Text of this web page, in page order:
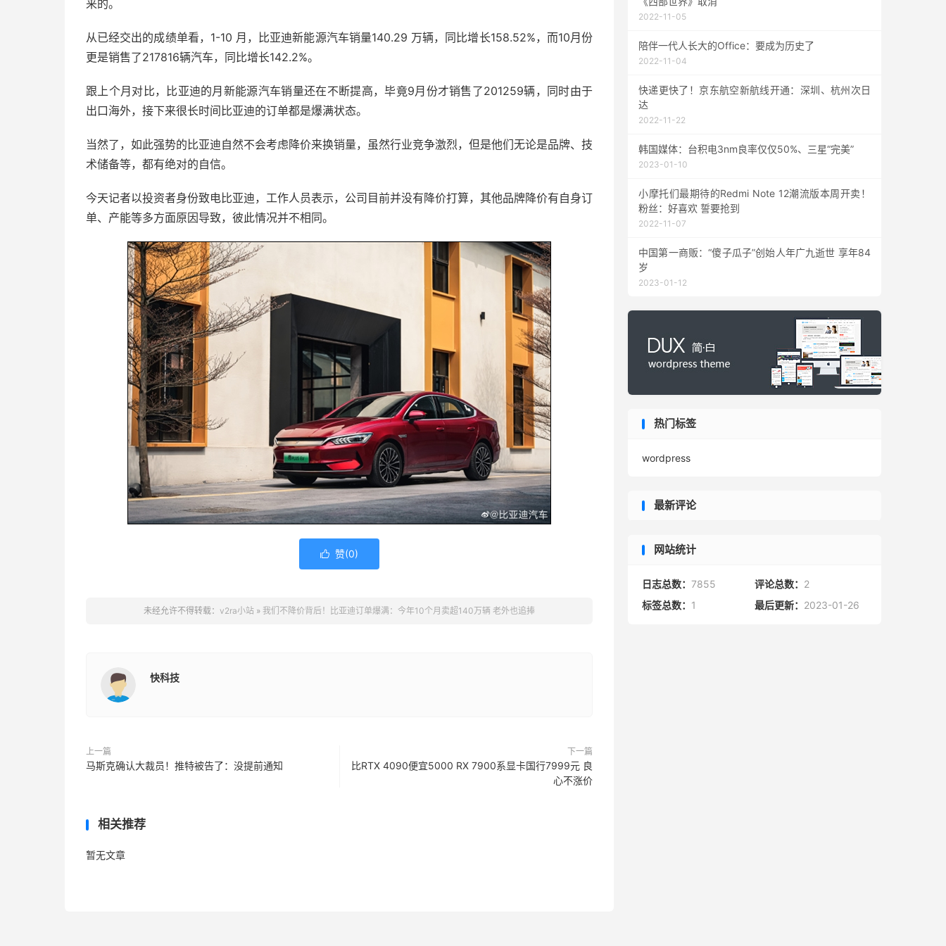
来的。
从已经交出的成绩单看，1-10 月，比亚迪新能源汽车销量140.29 万辆，同比增长158.52%，而10月份
更是销售了217816辆汽车，同比增长142.2%。
跟上个月对比，比亚迪的月新能源汽车销量还在不断提高，毕竟9月份才销售了201259辆，同时由于
出口海外，接下来很长时间比亚迪的订单都是爆满状态。
当然了，如此强势的比亚迪自然不会考虑降价来换销量，虽然行业竞争激烈，但是他们无论是品牌、技
术储备等，都有绝对的自信。
今天记者以投资者身份致电比亚迪，工作人员表示，公司目前并没有降价打算，其他品牌降价有自身订
单、产能等多方面原因导致，彼此情况并不相同。
 赞(0)
未经允许不得转载： v2ra小站 » 我们不降价背后！比亚迪订单爆满：今年10个月卖超140万辆 老外也追捧
快科技
上一篇
马斯克确认大裁员！推特被告了：没提前通知
下一篇
比RTX 4090便宜5000 RX 7900系显卡国行7999元 良
心不涨价
相关推荐
暂无文章
2022-11-05
陪伴一代人长大的Office：要成为历史了
2022-11-04
快递更快了！京东航空新航线开通：深圳、杭州次日
达
2022-11-22
韩国媒体：台积电3nm良率仅仅50%、三星“完美”
2023-01-10
小摩托们最期待的Redmi Note 12潮流版本周开卖！
粉丝：好喜欢 誓要抢到
2022-11-07
中国第一商贩：“傻子瓜子”创始人年广九逝世 享年84
岁
2023-01-12
热门标签
wordpress
最新评论
网站统计
日志总数： 7855 评论总数： 2
标签总数： 1 最后更新： 2023-01-26